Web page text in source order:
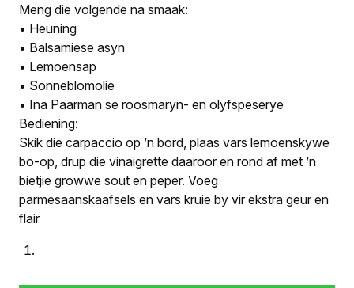
Meng die volgende na smaak:
• Heuning
• Balsamiese asyn
• Lemoensap
• Sonneblomolie
• Ina Paarman se roosmaryn- en olyfspeserye
Bediening:
Skik die carpaccio op ’n bord, plaas vars lemoenskywe
bo-op, drup die vinaigrette daaroor en rond af met ’n
bietjie growwe sout en peper. Voeg
parmesaanskaafsels en vars kruie by vir ekstra geur en
flair